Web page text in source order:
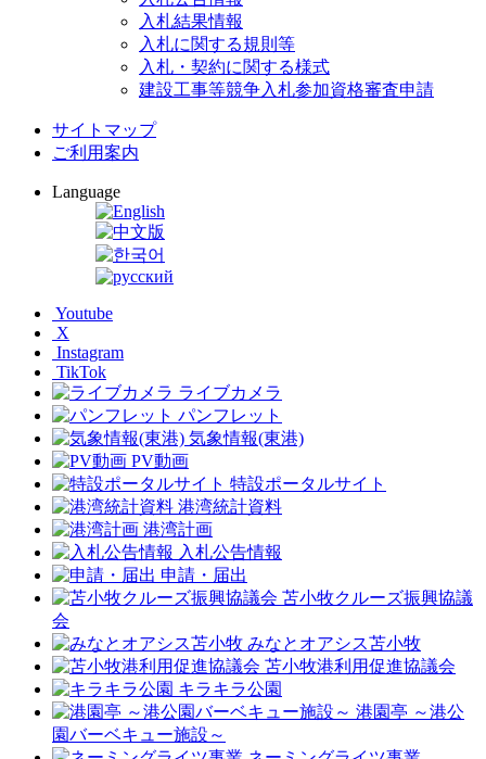
入札結果情報
入札に関する規則等
入札・契約に関する様式
建設工事等競争入札参加資格審査申請
サイトマップ
ご利用案内
Language
Youtube
X
Instagram
TikTok
ライブカメラ
パンフレット
気象情報(東港)
PV動画
特設ポータルサイト
港湾統計資料
港湾計画
入札公告情報
申請・届出
苫小牧クルーズ振興協議
会
みなとオアシス苫小牧
苫小牧港利用促進協議会
キラキラ公園
港園亭 ～港公
園バーベキュー施設～